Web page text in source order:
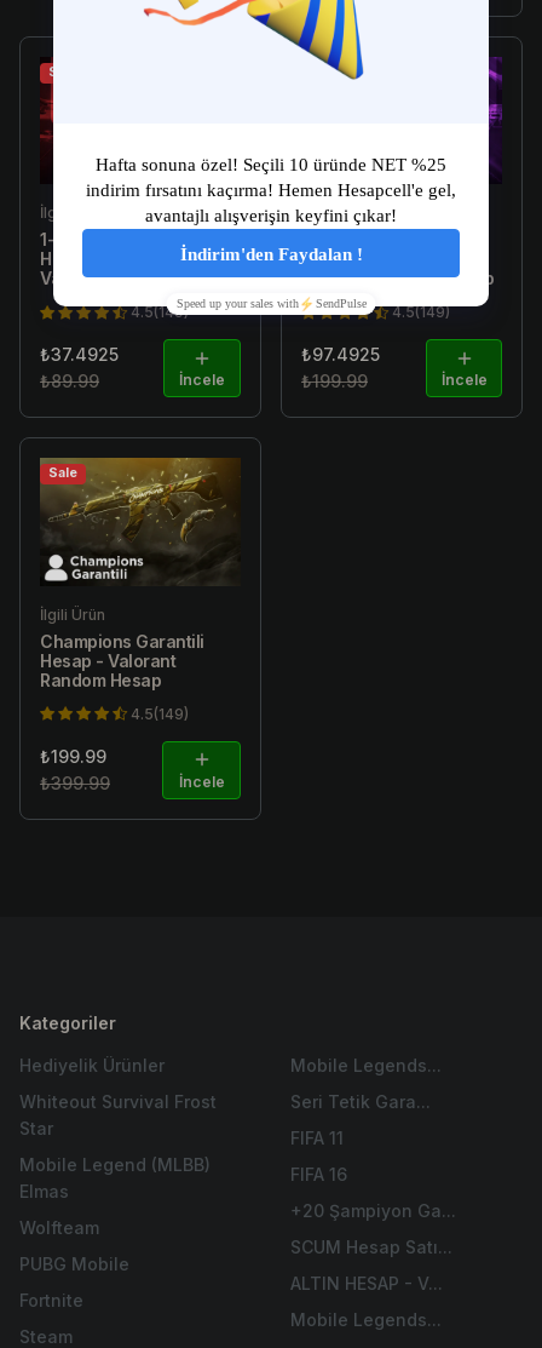
Sale
İlgili Ürün
1-10 Skin Arası Random
Hesap [TR Garantili] -
Valorant Random Hesap
4.5(149)
₺37.4925
₺89.99
İncele
Sale
İlgili Ürün
[E-Postalı] 1-300 Skin
Arası Random Hesap -
Valorant Random Hesap
4.5(149)
₺97.4925
₺199.99
İncele
Sale
İlgili Ürün
Champions Garantili
Hesap - Valorant
Random Hesap
4.5(149)
₺199.99
₺399.99
İncele
Kategoriler
Hediyelik Ürünler
Whiteout Survival Frost
Star
Mobile Legend (MLBB)
Elmas
Wolfteam
PUBG Mobile
Fortnite
Steam
Mobile Legends...
Seri Tetik Gara...
FIFA 11
FIFA 16
+20 Şampiyon Ga...
SCUM Hesap Satı...
ALTIN HESAP - V...
Mobile Legends...